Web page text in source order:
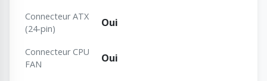
Connecteur ATX
(24-pin)
Oui
Connecteur CPU
FAN
Oui